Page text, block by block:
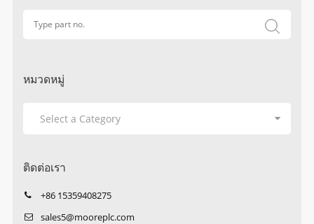
หมวดหมู่
ติดต่อเรา
+86 15359408275
sales5@mooreplc.com